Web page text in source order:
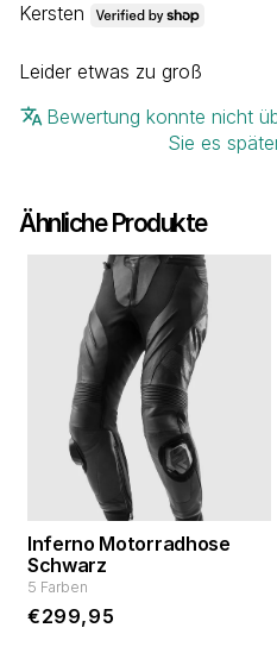
Kersten
Leider etwas zu groß
Bewertung konnte nicht
Sie es
Ähnliche Produkte
Inferno Motorradhose
Schwarz
5 Farben
Normaler
€299,95